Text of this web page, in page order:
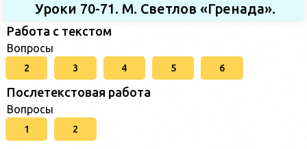
Уроки 70-71. М. Светлов «Гренада».
Работа с текстом
Вопросы
2 3 4 5 6
Послетекстовая работа
Вопросы
1 2